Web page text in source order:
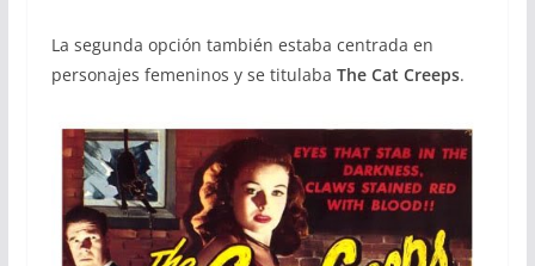
La segunda opción también estaba centrada en
personajes femeninos y se titulaba The Cat Creeps.